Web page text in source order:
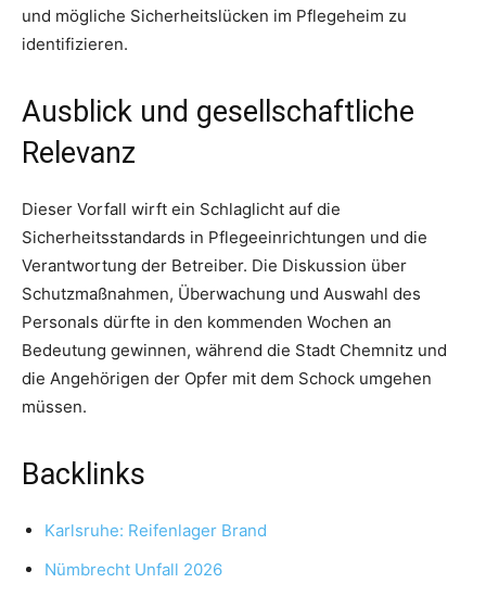
und mögliche Sicherheitslücken im Pflegeheim zu
identifizieren.
Ausblick und gesellschaftliche
Relevanz
Dieser Vorfall wirft ein Schlaglicht auf die
Sicherheitsstandards in Pflegeeinrichtungen und die
Verantwortung der Betreiber. Die Diskussion über
Schutzmaßnahmen, Überwachung und Auswahl des
Personals dürfte in den kommenden Wochen an
Bedeutung gewinnen, während die Stadt Chemnitz und
die Angehörigen der Opfer mit dem Schock umgehen
müssen.
Backlinks
Karlsruhe: Reifenlager Brand
Nümbrecht Unfall 2026